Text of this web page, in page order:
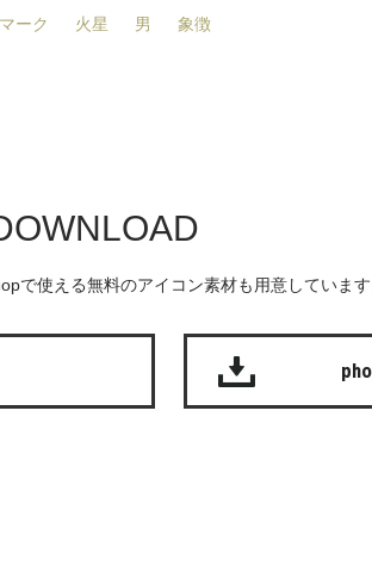
ーク 火星 男 象徴
で使える無料のアイコン素材も用意しています